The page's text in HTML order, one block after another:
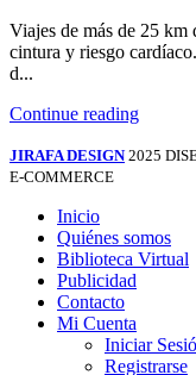
Viajes de más de 25 km
cintura y riesgo
d...
Continue reading
JIRAFA DESIGN 2025
E-COMMERCE
Inicio
Quiénes somos
Biblioteca Virtual
Publicidad
Contacto
Mi Cuenta
Iniciar
Registrarse